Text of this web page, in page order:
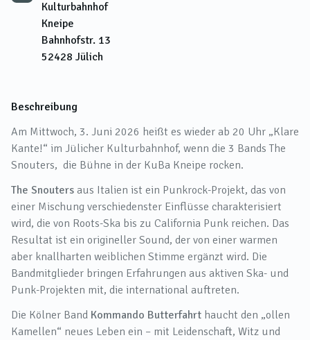
Kulturbahnhof
Kneipe
Bahnhofstr. 13
52428 Jülich
Beschreibung
Am Mittwoch, 3. Juni 2026 heißt es wieder ab 20 Uhr „Klare
Kante!“ im Jülicher Kulturbahnhof, wenn die 3 Bands The
Snouters, die Bühne in der KuBa Kneipe rocken.
The Snouters aus Italien ist ein Punkrock-Projekt, das von
einer Mischung verschiedenster Einflüsse charakterisiert
wird, die von Roots-Ska bis zu California Punk reichen. Das
Resultat ist ein origineller Sound, der von einer warmen
aber knallharten weiblichen Stimme ergänzt wird. Die
Bandmitglieder bringen Erfahrungen aus aktiven Ska- und
Punk-Projekten mit, die international auftreten.
Die Kölner Band Kommando Butterfahrt haucht den „ollen
Kamellen“ neues Leben ein – mit Leidenschaft, Witz und